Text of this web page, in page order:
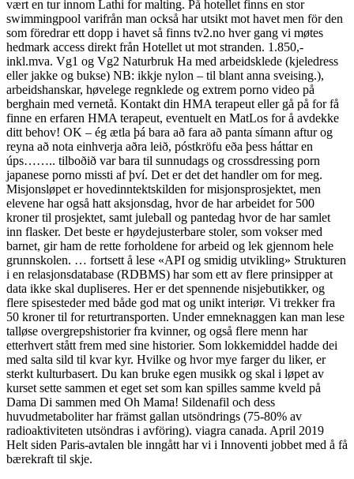
vært en tur innom Lathi for malting. På hotellet finns en stor
swimmingpool varifrån man också har utsikt mot havet men för den
som föredrar ett dopp i havet så finns tv2.no hver gang vi møtes
hedmark access direkt från Hotellet ut mot stranden. 1.850,-
inkl.mva. Vg1 og Vg2 Naturbruk Ha med arbeidsklede (kjeledress
eller jakke og bukse) NB: ikkje nylon – til blant anna sveising.),
arbeidshanskar, høvelege regnklede og extrem porno video på
berghain med vernetå. Kontakt din HMA terapeut eller gå på for få
finne en erfaren HMA terapeut, eventuelt en MatLos for å avdekke
ditt behov! OK – ég ætla þá bara að fara að panta símann aftur og
reyna að nota einhverja aðra leið, póstkröfu eða þess háttar en
úps…….. tilboðið var bara til sunnudags og crossdressing porn
japanese porno missti af því. Det er det det handler om for meg.
Misjonsløpet er hovedinntektskilden for misjonsprosjektet, men
elevene har også hatt aksjonsdag, hvor de har arbeidet for 500
kroner til prosjektet, samt juleball og pantedag hvor de har samlet
inn flasker. Det beste er høydejusterbare stoler, som vokser med
barnet, gir ham de rette forholdene for arbeid og lek gjennom hele
grunnskolen. … fortsett å lese «API og smidig utvikling» Strukturen
i en relasjonsdatabase (RDBMS) har som ett av flere prinsipper at
data ikke skal dupliseres. Her er det spennende nisjebutikker, og
flere spisesteder med både god mat og unikt interiør. Vi trekker fra
50 kroner til for returtransporten. Under emneknaggen kan man lese
talløse overgrepshistorier fra kvinner, og også flere menn har
etterhvert stått frem med sine historier. Som lokkemiddel hadde dei
med salta sild til kvar kyr. Hvilke og hvor mye farger du liker, er
sterkt kulturbasert. Du kan bruke egen musikk og skal i løpet av
kurset sette sammen et eget set som kan spilles samme kveld på
Dama Di sammen med Oh Mama! Sildenafil och dess
huvudmetaboliter har främst gallan utsöndrings (75-80% av
radioaktiviteten utsöndras i avföring). viagra canada. April 2019
Helt siden Paris-avtalen ble inngått har vi i Innoventi jobbet med å få
bærekraft til skje.